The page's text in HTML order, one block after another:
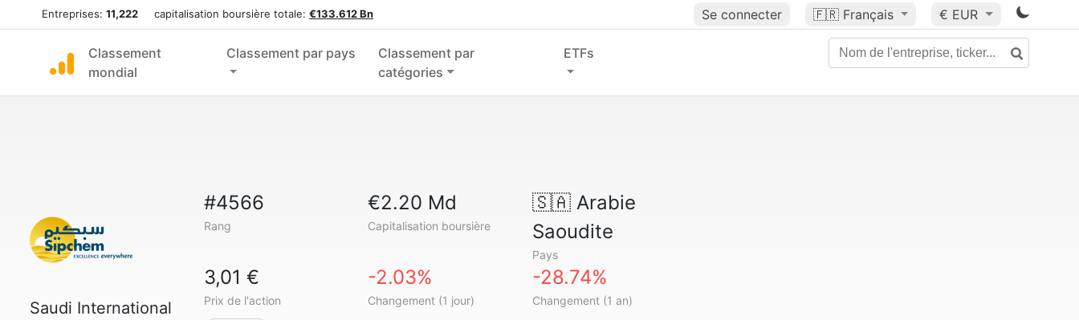
Entreprises: 11,222 capitalisation boursière totale: €133.612 Bn Se connecter 🇫🇷 Français € EUR
Classement
mondial
Classement par pays
Classement par
catégories
ETFs
Saudi International
#4566
Rang
€2.20 Md
Capitalisation boursière
🇸🇦Arabie
Saoudite
Pays
3,01 €
Prix de l'action
-2.03%
Changement (1 jour)
-28.74%
Changement (1 an)